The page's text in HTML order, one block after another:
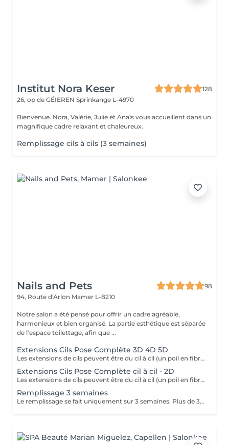
Institut Nora Keser
128
26, op de GÉIEREN Sprinkange L-4970
Bienvenue. Nora, Valérie, Julie et Anaïs vous accueillent dans un
magnifique cadre relaxant et chaleureux.
Remplissage cils à cils (3 semaines)
Nails and Pets
98
94, Route d'Arlon Mamer L-8210
Notre salon a été pensé pour offrir un cadre agréable,
harmonieux et bien organisé. La partie esthétique est séparée
de l'espace toilettage, afin que ...
Extensions Cils Pose Complète 3D 4D 5D
Les extensions de cils peuvent être du cil à cil (un poil en fibre de soie posé sur un seul poil) ou en volume (plusieurs poils sont posés sur un seul poil) Ce soin à pour but d'allonger, de donner du volume au cil naturel et embellir l'il de la personne en prenant compte de la forme de son visage. Les cils sont en fibre de soie ou en micro fibre. Il existe plusieurs prestations d'extensions: Pose complète, pose aux , pose aux coins externes et pour une retouche (3 semaines pour combler les poils qui sont tombés). La première prestation dure entre 1h30 et 2 h suivant la technique choisie. Le remplissage dure environ 1 heure. La colle utilisée pour les extensions de cils doit avoir obtenu une autorisation de mise sur le marché européens . Les extensions tombent avec le cil naturel selon le cycle naturel de repousse des cils. Une nouvelle extension peut alors être posée tout en respectant le cil naissant. Elles peuvent être posées pour le quotidien ou bien à l'occasion de mariage, de fêtes de famille ou autres.
Extensions Cils Pose Complète cil à cil - 2D
Les extensions de cils peuvent être du cil à cil (un poil en fibre de soie posé sur un seul poil) ou en volume (plusieurs poils sont posés sur un seul poil) Ce soin à pour but d'allonger, de donner du volume au cil naturel et embellir l'il de la personne en prenant compte de la forme de son visage. Les cils sont en fibre de soie ou en micro fibre. Il existe plusieurs prestations d'extensions: Pose complète, pose aux , pose aux coins externes et pour une retouche (3 semaines pour combler les poils qui sont tombés). La première prestation dure entre 1h30 et 2 h suivant la technique choisie. Le remplissage dure environ 1 heure. La colle utilisée pour les extensions de cils doit avoir obtenu une autorisation de mise sur le marché européens . Les extensions tombent avec le cil naturel selon le cycle naturel de repousse des cils. Une nouvelle extension peut alors être posée tout en respectant le cil naissant. Elles peuvent être posées pour le quotidien ou bien à l'occasion de mariage, de fêtes de famille ou autres.
Remplissage 3 semaines
Le remplissage se fait uniquement sur 3 semaines. Plus de 3 semaines, il vous sera facturé de 65 à 80 euros en fonction de la durée de travail. Après une pose naturelle, un remplissage plus fourni sera compté en supplément de 15 euros.